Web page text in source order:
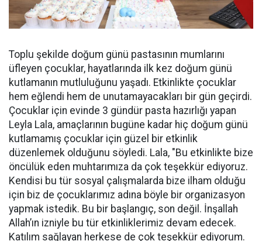
Toplu şekilde doğum günü pastasının mumlarını
üfleyen çocuklar, hayatlarında ilk kez doğum günü
kutlamanın mutluluğunu yaşadı. Etkinlikte çocuklar
hem eğlendi hem de unutamayacakları bir gün geçirdi.
Çocuklar için evinde 3 gündür pasta hazırlığı yapan
Leyla Lala, amaçlarının bugüne kadar hiç doğum günü
kutlamamış çocuklar için güzel bir etkinlik
düzenlemek olduğunu söyledi. Lala, "Bu etkinlikte bize
öncülük eden muhtarımıza da çok teşekkür ediyoruz.
Kendisi bu tür sosyal çalışmalarda bize ilham olduğu
için biz de çocuklarımız adına böyle bir organizasyon
yapmak istedik. Bu bir başlangıç, son değil. İnşallah
Allah’ın izniyle bu tür etkinliklerimiz devam edecek.
Katılım sağlayan herkese de çok teşekkür ediyorum.